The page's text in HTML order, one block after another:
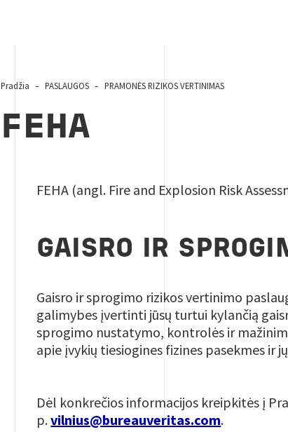
Pradžia PASLAUGOS PRAMONĖS RIZIKOS VERTINIMAS
FEHA
FEHA (angl. Fire and Explosion Risk
GAISRO IR
Gaisro ir sprogimo rizikos vertinimo
galimybes įvertinti jūsų turtui kylančią
sprogimo nustatymo, kontrolės ir
apie įvykių tiesiogines fizines pasekmes ir
Dėl konkrečios informacijos kreipkitės į
p.vilnius@bureauveritas.com.